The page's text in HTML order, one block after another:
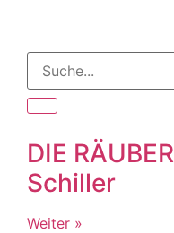
DIE
Schiller
Weiter »